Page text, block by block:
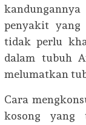
penyakit yang
tidak perlu
dalam tubuh
melumatkan
Cara
kosong